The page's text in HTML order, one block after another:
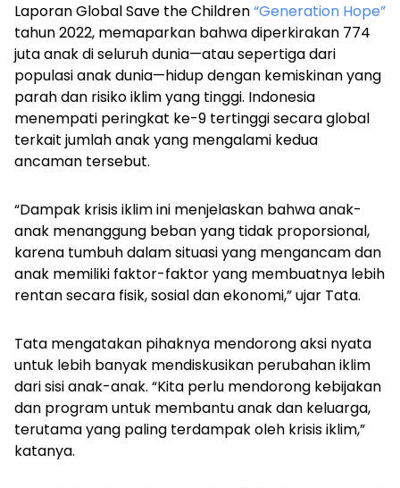
Laporan Global Save the Children“Generation Hope”
tahun 2022, memaparkan bahwa diperkirakan 774
juta anak di seluruh dunia—atau sepertiga dari
populasi anak dunia—hidup dengan kemiskinan yang
parah dan risiko iklim yang tinggi. Indonesia
menempati peringkat ke-9 tertinggi secara global
terkait jumlah anak yang mengalami kedua
ancaman tersebut.
“Dampak krisis iklim ini menjelaskan bahwa anak-
anak menanggung beban yang tidak proporsional,
karena tumbuh dalam situasi yang mengancam dan
anak memiliki faktor-faktor yang membuatnya lebih
rentan secara fisik, sosial dan ekonomi,” ujar Tata.
Tata mengatakan pihaknya mendorong aksi nyata
untuk lebih banyak mendiskusikan perubahan iklim
dari sisi anak-anak. “Kita perlu mendorong kebijakan
dan program untuk membantu anak dan keluarga,
terutama yang paling terdampak oleh krisis iklim,”
katanya.